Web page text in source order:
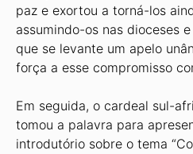
paz e exortou a torná-los
assumindo-os nas dioceses
que se levante um apelo
força a esse compromisso
Em seguida, o cardeal sul-
tomou a palavra para
introdutório sobre o tema